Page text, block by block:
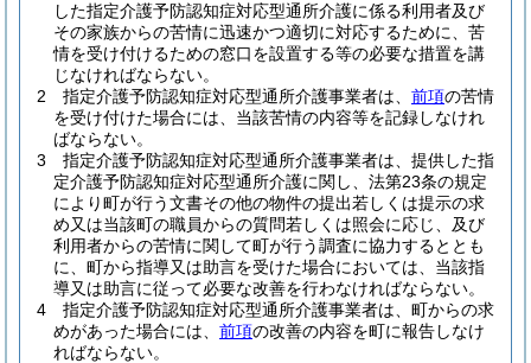
した指定介護予防認知症対応型通所介護に係る利用者及び
その家族からの苦情に迅速かつ適切に対応するために、苦
情を受け付けるための窓口を設置する等の必要な措置を講
じなければならない。
2
指定介護予防認知症対応型通所介護事業者は、 前項の苦情
を受け付けた場合には、当該苦情の内容等を記録しなけれ
ばならない。
3
指定介護予防認知症対応型通所介護事業者は、提供した指
定介護予防認知症対応型通所介護に関し、法第23条の規定
により町が行う文書その他の物件の提出若しくは提示の求
め又は当該町の職員からの質問若しくは照会に応じ、及び
利用者からの苦情に関して町が行う調査に協力するととも
に、町から指導又は助言を受けた場合においては、当該指
導又は助言に従って必要な改善を行わなければならない。
4
指定介護予防認知症対応型通所介護事業者は、町からの求
めがあった場合には、 前項の改善の内容を町に報告しなけ
ればならない。